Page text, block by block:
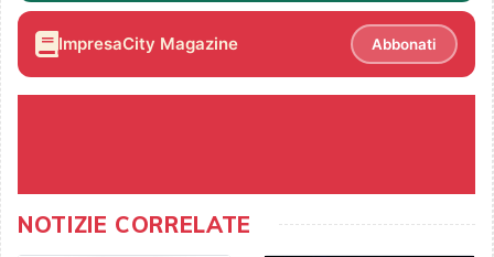
ImpresaCity Magazine Abbonati
NOTIZIE CORRELATE